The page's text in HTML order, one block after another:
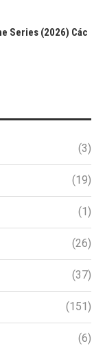
Series (2026) Các
(3)
(19)
(1)
(26)
(37)
(151)
(6)